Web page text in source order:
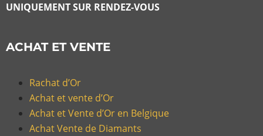
UNIQUEMENT SUR RENDEZ-VOUS
ACHAT ET VENTE
Rachat d’Or
Achat et vente d’Or
Achat et Vente d’Or en Belgique
Achat Vente de Diamants